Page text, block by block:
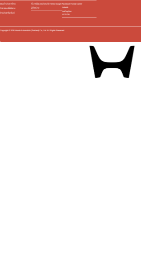
ฮอนด้าประเทศไทย
กิจกรรมเพื่อสังคม
ข่าวประชาสัมพันธ์
ที่มาพร้อมแอปและบริการของ Google
ผู้จำหน่าย
Facebook Honda Career
Jobsdb
JobTopGun
บทความ
Copyright ©2026Honda Automobile (Thailand) Co., Ltd. All Rights Reserved.